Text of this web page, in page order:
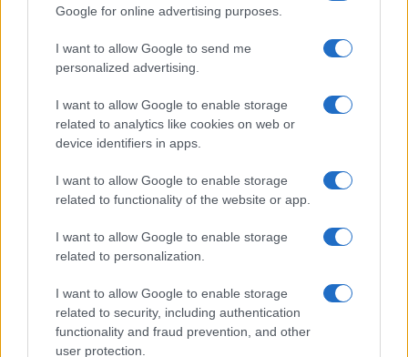
Google for online advertising purposes.
I want to allow Google to send me
personalized advertising.
I want to allow Google to enable storage
related to analytics like cookies on web or
device identifiers in apps.
I want to allow Google to enable storage
related to functionality of the website or app.
I want to allow Google to enable storage
related to personalization.
I want to allow Google to enable storage
related to security, including authentication
functionality and fraud prevention, and other
user protection.
Είσοδος στο σύστημα ΟΠΕΚΑ μέσω TaxisNet και
επιβεβαίωση ΑΜΚΑ.
Επιλογή οικογενειακής κατάστασης (έγγαμοι/διαστάσει
εισάγουν ΑΦΜ & ΑΜΚΑ συζύγου).
Συμπλήρωση στοιχείων επικοινωνίας, ταυτότητας και
Αλλαγές το 2025
Το υπουργείο Κοινωνικής Συνοχής προχωρά στη
δημιουργία κεντρικού μητρώου κοινωνικών επιδομάτων.
Στόχος είναι η παρακολούθηση των δικαιούχων και η